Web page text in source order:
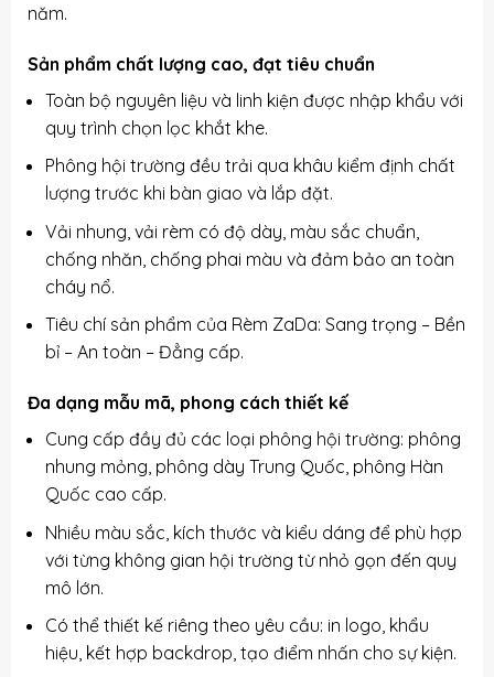
năm.
Sản phẩm chất lượng cao, đạt tiêu chuẩn
Toàn bộ nguyên liệu và linh kiện được nhập khẩu với
quy trình chọn lọc khắt khe.
Phông hội trường đều trải qua khâu kiểm định chất
lượng trước khi bàn giao và lắp đặt.
Vải nhung, vải rèm có độ dày, màu sắc chuẩn,
chống nhăn, chống phai màu và đảm bảo an toàn
cháy nổ.
Tiêu chí sản phẩm của Rèm ZaDa: Sang trọng – Bền
bỉ – An toàn – Đẳng cấp.
Đa dạng mẫu mã, phong cách thiết kế
Cung cấp đầy đủ các loại phông hội trường: phông
nhung mỏng, phông dày Trung Quốc, phông Hàn
Quốc cao cấp.
Nhiều màu sắc, kích thước và kiểu dáng để phù hợp
với từng không gian hội trường từ nhỏ gọn đến quy
mô lớn.
Có thể thiết kế riêng theo yêu cầu: in logo, khẩu
hiệu, kết hợp backdrop, tạo điểm nhấn cho sự kiện.